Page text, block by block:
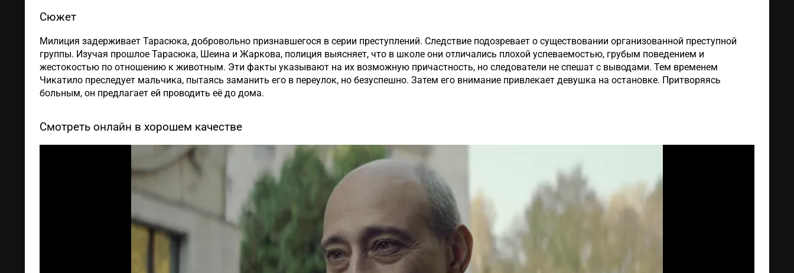
Сюжет
Милиция задерживает Тарасюка, добровольно признавшегося в серии преступлений. Следствие подозревает о существовании организованной преступной
группы. Изучая прошлое Тарасюка, Шеина и Жаркова, полиция выясняет, что в школе они отличались плохой успеваемостью, грубым поведением и
жестокостью по отношению к животным. Эти факты указывают на их возможную причастность, но следователи не спешат с выводами. Тем временем
Чикатило преследует мальчика, пытаясь заманить его в переулок, но безуспешно. Затем его внимание привлекает девушка на остановке. Притворяясь
больным, он предлагает ей проводить её до дома.
Смотреть онлайн в хорошем качестве